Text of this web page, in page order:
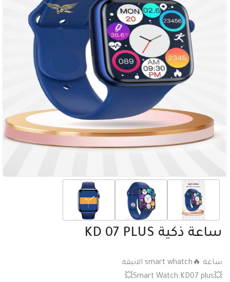
ساعة ذكية KD 07 PLUS
ساعة 🔥smart whatch الانيقة
💥Smart Watch KD07 plus💥